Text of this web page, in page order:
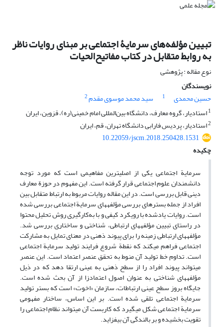
تبیین مؤلفه‌های سرمایۀ اجتماعی بر مبنای روایات ناظر
به روابط متقابل در کتاب مفاتیح‌الحیات
نوع مقاله : پژوهشی
نویسندگان
حسین محمدی
1 سید محمد موسوی مقدم2
1استادیار، گروه معارف، دانشگاه بین‌‌المللی امام خمینی(ره)، قزوین، ایران
2استادیار، پردیس فارابی دانشگاه تهران، قم، ایران
10.22059/jscm.2018.250428.1531
چکیده
سرمایة اجتماعی یکی از اصلی­ترین مفاهیمی است که مورد توجه
دانشمندان علوم اجتماعی قرار گرفته است. این مفهوم در حوزة معارف
دینی قابل بررسی است. در این مقاله روایات مربوط به ارتباط متقابل بین
افراد از جمله بسترهای بررسی مؤلفه­های سرمایة اجتماعی بررسی شده
است. روایات یادشده با رویکرد کیفی و با به‌کارگیری روش تحلیل محتوا
در راستای تبیین مؤلفه­های ارتباطی، شناختی و ساختاری بررسی شد.
مؤلفه­های ارتباطی زمینه را برای پیوند ذهنی در معنای تمایل به مشارکت
اجتماعی فراهم می­کند که نقطة شروع فرایند تولید سرمایة اجتماعی
است. تداوم خط تولید آن منوط به تحقق عنصر اعتماد است. این عنصر
می­تواند پیوند افراد را از سطح ذهنی به عینی ارتقا دهد که در ذیل
مؤلفه­های شناختی به عنوان اصول اعتمادزا از آن بحث شده است.
جایگاه بروز سطح عینی ارتباطات، سازمان «اخوت» است که بستر تولید
سرمایة اجتماعی تلقی شده است. بر این اساس، ساختار مفهومی
سرمایة اجتماعی شکل می­گیرد که کاربست آن می­تواند نظام اجتماعی را
تقویت بخشیده و بر بالندگی آن بیفزاید.